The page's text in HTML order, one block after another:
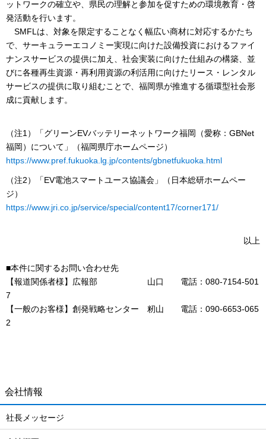
ットワークの確立や、県民の理解と参加を促すための環境教育・啓
発活動を行います。
SMFLは、対象を限定することなく幅広い商材に対応するかたち
で、サーキュラーエコノミー実現に向けた設備投資におけるファイ
ナンスサービスの提供に加え、社会実装に向けた仕組みの構築、並
びに各種再生資源・再利用資源の利活用に向けたリース・レンタル
サービスの提供に取り組むことで、福岡県が推進する循環型社会形
成に貢献します。
（注1）「グリーンEVバッテリーネットワーク福岡（愛称：GBNet
福岡）について」（福岡県庁ホームページ）
https://www.pref.fukuoka.lg.jp/contents/gbnetfukuoka.html
（注2）「EV電池スマートユース協議会」（日本総研ホームペー
ジ）
https://www.jri.co.jp/service/special/content17/corner171/
以上
■本件に関するお問い合わせ先
【報道関係者様】広報部 山口 電話：080-7154-501
7
【一般のお客様】創発戦略センター 籾山 電話：090-6653-065
2
会社情報
社長メッセージ